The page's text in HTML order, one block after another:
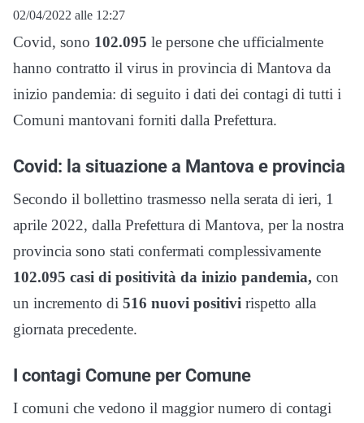
02/04/2022 alle 12:27
Covid, sono 102.095 le persone che ufficialmente
hanno contratto il virus in provincia di Mantova da
inizio pandemia: di seguito i dati dei contagi di tutti i
Comuni mantovani forniti dalla Prefettura.
Covid: la situazione a Mantova e provincia
Secondo il bollettino trasmesso nella serata di ieri, 1
aprile 2022, dalla Prefettura di Mantova, per la nostra
provincia sono stati confermati complessivamente
102.095 casi di positività da inizio pandemia, con
un incremento di 516 nuovi positivi rispetto alla
giornata precedente.
I contagi Comune per Comune
I comuni che vedono il maggior numero di contagi